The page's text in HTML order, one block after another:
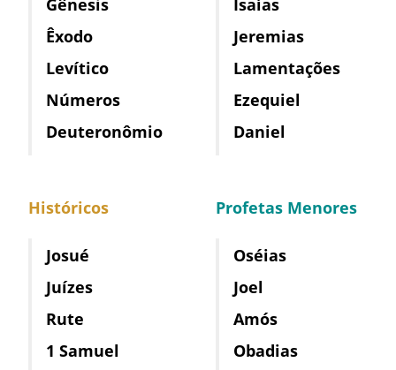
Gênesis
Êxodo
Levítico
Números
Deuteronômio
Históricos
Josué
Juízes
Rute
1 Samuel
Isaías
Jeremias
Lamentações
Ezequiel
Daniel
Profetas Menores
Oséias
Joel
Amós
Obadias